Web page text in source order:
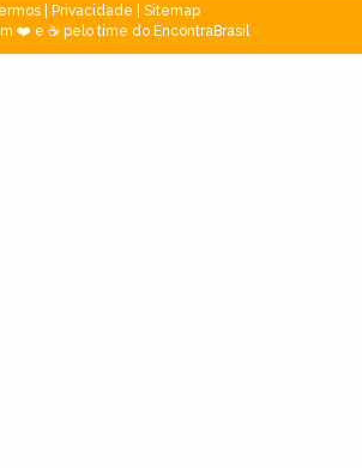
| Privacidade
Sitemap
❤️ e ☕ pelo time do EncontraBrasil